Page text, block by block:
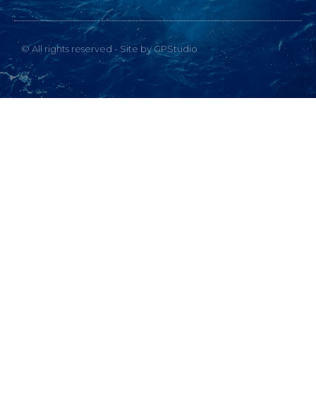
© All rights reserved - Site by GPStudio